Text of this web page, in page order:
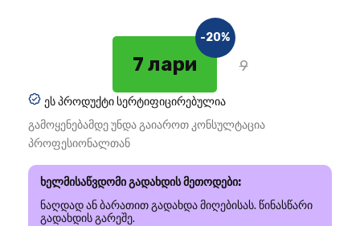
7 лари
-20%
9
ეს პროდუქტი სერტიფიცირებულია
გამოყენებამდე უნდა გაიაროთ კონსულტაცია
პროფესიონალთან
ხელმისაწვდომი გადახდის მეთოდები:
ნაღდად ან ბარათით გადახდა მიღებისას. წინასწარი
გადახდის გარეშე.